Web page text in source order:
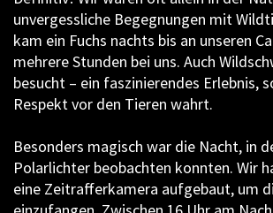
unvergessliche Begegnungen mit
kam ein Fuchs nachts bis an unseren
mehrere Stunden bei uns. Auch
besucht – ein faszinierendes Erlebnis,
Respekt vor den Tieren wahrt.
Besonders magisch war die Nacht, in
Polarlichter beobachten konnten. Wir
eine Zeitrafferkamera aufgebaut, um